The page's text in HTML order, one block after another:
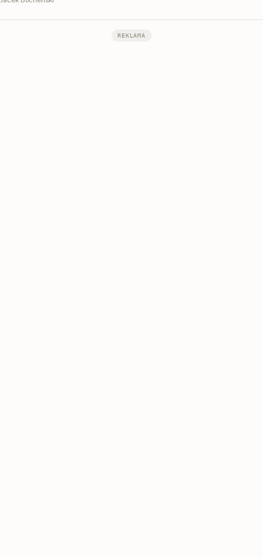
REKLAMA